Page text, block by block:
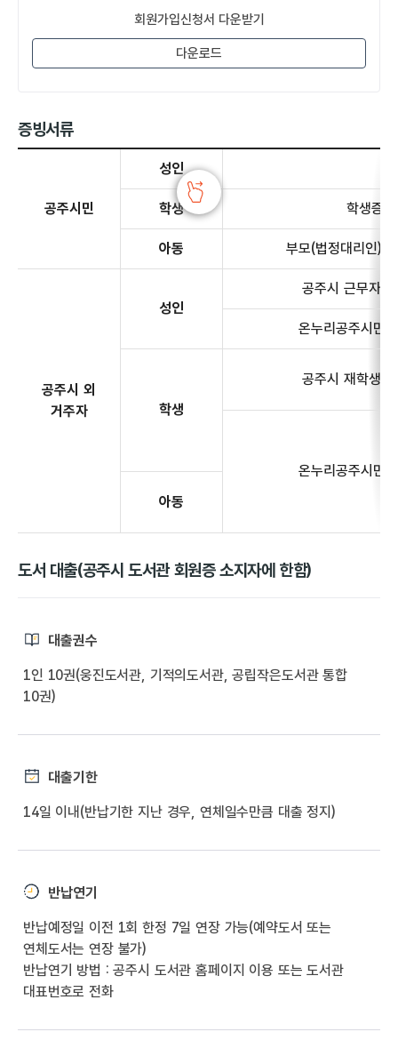
회원가입신청서 다운받기
다운로드
증빙서류
증빙서류 - 공주시민, 공주시 외 거주자에 대한 정보 제공
공주시민
성인
학생 학생증
아동 부모(법정대리인)
공주시 외
거주자
성인
공주시 근무자
온누리공주시민
학생
공주시 재학생
온누리공주시민
아동
도서 대출(공주시 도서관 회원증 소지자에 한함)
대출권수
1인 10권(웅진도서관, 기적의도서관, 공립작은도서관 통합
10권)
대출기한
14일 이내(반납기한 지난 경우, 연체일수만큼 대출 정지)
반납연기
반납예정일 이전 1회 한정 7일 연장 가능(예약도서 또는
연체도서는 연장 불가)
반납연기 방법 : 공주시 도서관 홈페이지 이용 또는 도서관
대표번호로 전화